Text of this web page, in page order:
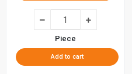
Piece
Add to cart